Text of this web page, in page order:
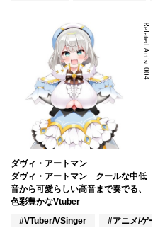
Related Artist 004
ダヴィ・アートマン
ダヴィ・アートマン クールな中低
音から可愛らしい高音まで奏でる、
色彩豊かなVtuber
#VTuber/VSinger
#アニメ/ゲーム